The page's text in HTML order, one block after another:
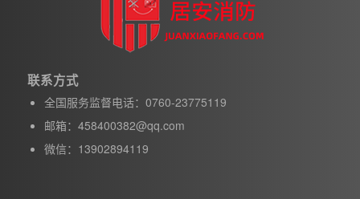
联系方式
全国服务监督电话：0760-23775119
邮箱：458400382@qq.com
微信：13902894119